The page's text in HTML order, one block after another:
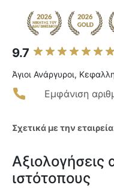
9.7
Άγιοι Ανάργυροι,
Εμφάνιση
Σχετικά με την
ιστότοπους